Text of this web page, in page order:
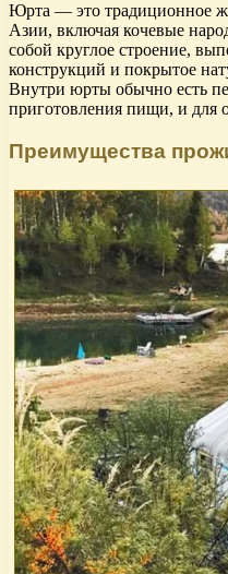
Юрта — это традиционное
Азии, включая кочевые
собой круглое строение,
конструкций и покрытое
Внутри юрты обычно есть
приготовления пищи, и для
Преимущества